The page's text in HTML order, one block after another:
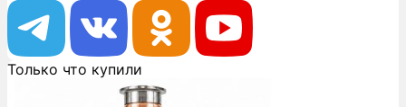
Только что купили